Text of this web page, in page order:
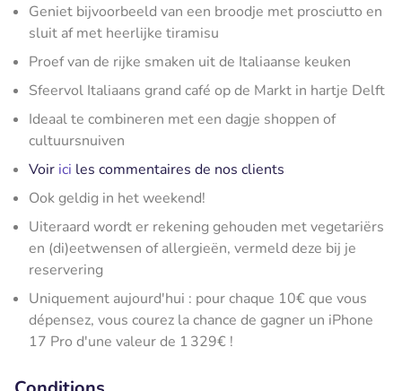
Geniet bijvoorbeeld van een broodje met prosciutto en
sluit af met heerlijke tiramisu
Proef van de rijke smaken uit de Italiaanse keuken
Sfeervol Italiaans grand café op de Markt in hartje Delft
Ideaal te combineren met een dagje shoppen of
cultuursnuiven
Voir ici les commentaires de nos clients
Ook geldig in het weekend!
Uiteraard wordt er rekening gehouden met vegetariërs
en (di)eetwensen of allergieën, vermeld deze bij je
reservering
Uniquement aujourd'hui : pour chaque 10€ que vous
dépensez, vous courez la chance de gagner un iPhone
17 Pro d'une valeur de 1 329€ !